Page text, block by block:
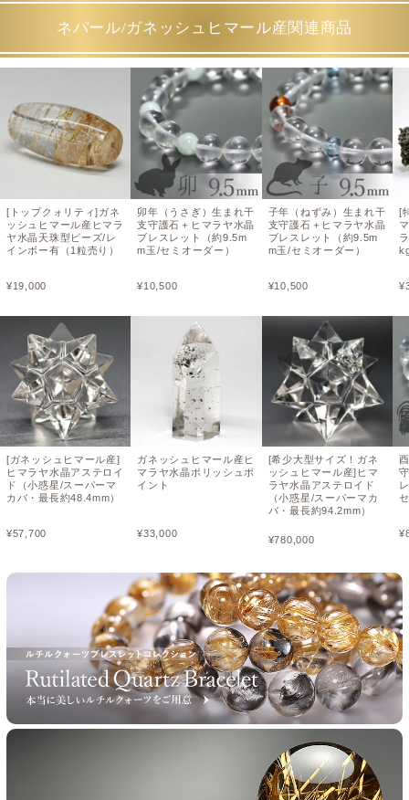
ネパール/ガネッシュヒマール産関連商品
[トップクォリティ]ガネ
ッシュヒマール産ヒマラ
ヤ水晶天珠型ビーズ/レ
インボー有（1粒売り）
¥19,000
[ガネッシュヒマール産]
ヒマラヤ水晶アステロイ
ド（小惑星/スーパーマ
カバ・最長約48.4mm）
¥57,700
卯年（うさぎ）生まれ干
支守護石＋ヒマラヤ水晶
ブレスレット（約9.5m
m玉/セミオーダー）
¥10,500
ガネッシュヒマール産ヒ
マラヤ水晶ポリッシュポ
イント
¥33,000
子年（ねずみ）生まれ干
支守護石＋ヒマラヤ水晶
ブレスレット（約9.5m
m玉/セミオーダー）
¥10,500
[希少大型サイズ！ガネ
ッシュヒマール産]ヒマ
ラヤ水晶アステロイド
（小惑星/スーパーマカ
バ・最長約94.2mm）
¥780,000
[
¥
¥